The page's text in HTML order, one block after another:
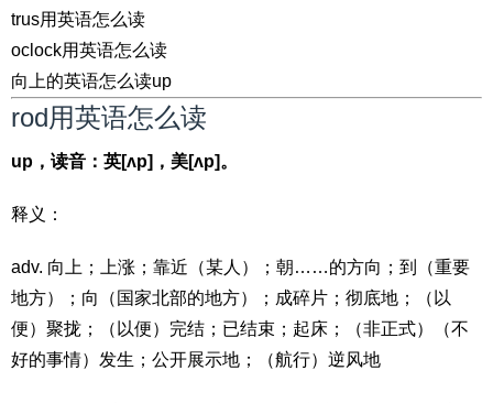
trus用英语怎么读
oclock用英语怎么读
向上的英语怎么读up
rod用英语怎么读
up，读音：英[ʌp]，美[ʌp]。
释义：
adv. 向上；上涨；靠近（某人）；朝……的方向；到（重要
地方）；向（国家北部的地方）；成碎片；彻底地；（以
便）聚拢；（以便）完结；已结束；起床；（非正式）（不
好的事情）发生；公开展示地；（航行）逆风地